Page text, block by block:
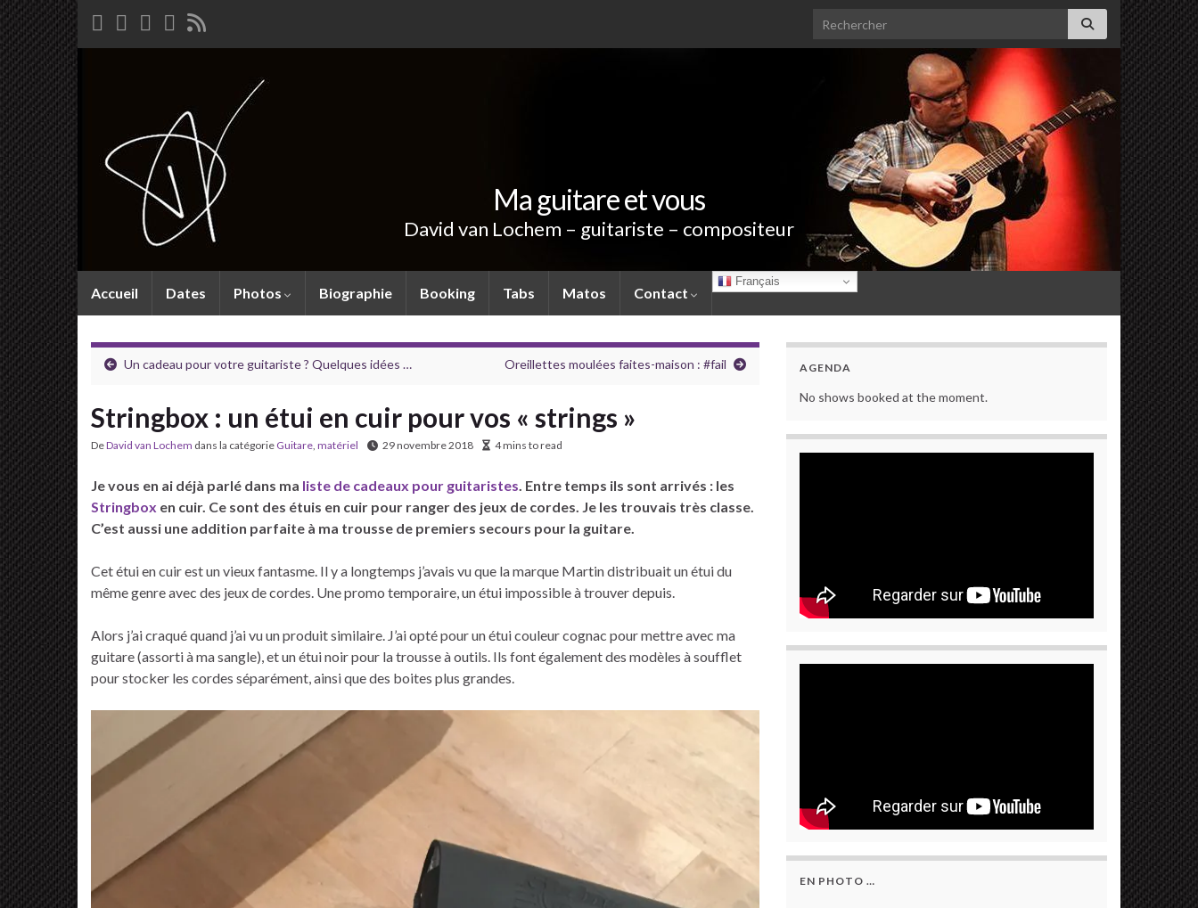
Search for:
Ma guitare et vous
David van Lochem – guitariste – compositeur
Accueil Dates Photos Biographie Booking Tabs Matos Contact
Français
Un cadeau pour votre guitariste ? Quelques idées … Oreillettes moulées faites-maison : #fail
Stringbox : un étui en cuir pour vos « strings »
DeDavid van Lochem dans la catégorie Guitare, matériel 29 novembre 2018 4 mins to read
Je vous en ai déjà parlé dans ma liste de cadeaux pour guitaristes. Entre temps ils sont arrivés : les
Stringbox en cuir. Ce sont des étuis en cuir pour ranger des jeux de cordes. Je les trouvais très classe.
C’est aussi une addition parfaite à ma trousse de premiers secours pour la guitare.
Cet étui en cuir est un vieux fantasme. Il y a longtemps j’avais vu que la marque Martin distribuait un étui du
même genre avec des jeux de cordes. Une promo temporaire, un étui impossible à trouver depuis.
Alors j’ai craqué quand j’ai vu un produit similaire. J’ai opté pour un étui couleur cognac pour mettre avec ma
guitare (assorti à ma sangle), et un étui noir pour la trousse à outils. Ils font également des modèles à soufflet
pour stocker les cordes séparément, ainsi que des boites plus grandes.
AGENDA
No shows booked at the moment.
EN PHOTO …